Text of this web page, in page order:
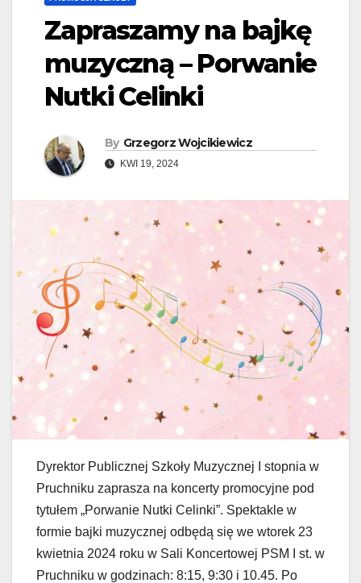
Zapraszamy na bajkę
muzyczną – Porwanie
Nutki Celinki
By Grzegorz Wojcikiewicz
KWI 19, 2024
Dyrektor Publicznej Szkoły Muzycznej I stopnia w
Pruchniku zaprasza na koncerty promocyjne pod
tytułem „Porwanie Nutki Celinki”. Spektakle w
formie bajki muzycznej odbędą się we wtorek 23
kwietnia 2024 roku w Sali Koncertowej PSM I st. w
Pruchniku w godzinach: 8:15, 9:30 i 10.45. Po